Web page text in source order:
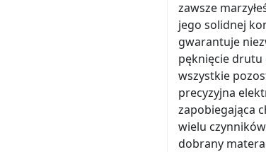
zawsze
jego solidnej
gwarantuje
pęknięcie drutu
wszystkie
precyzyjna
zapobiegająca
wielu
dobrany